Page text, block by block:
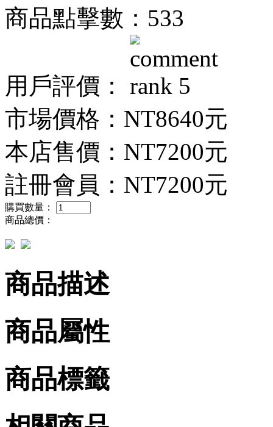
商品點擊數：533
用戶評價：
市場價格： NT8640元
本店售價： NT7200元
註冊會員： NT7200元
購買數量：
商品總價：
商品描述
商品屬性
商品標籤